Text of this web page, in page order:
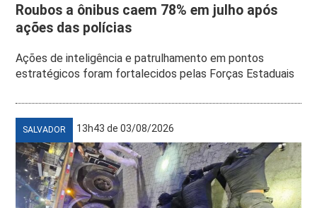
Roubos a ônibus caem 78% em julho após
ações das polícias
Ações de inteligência e patrulhamento em pontos
estratégicos foram fortalecidos pelas Forças Estaduais
SALVADOR 13h43 de 03/08/2026